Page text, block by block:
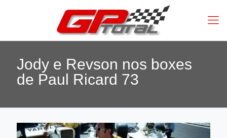
Jody e Revson nos boxes
de Paul Ricard 73